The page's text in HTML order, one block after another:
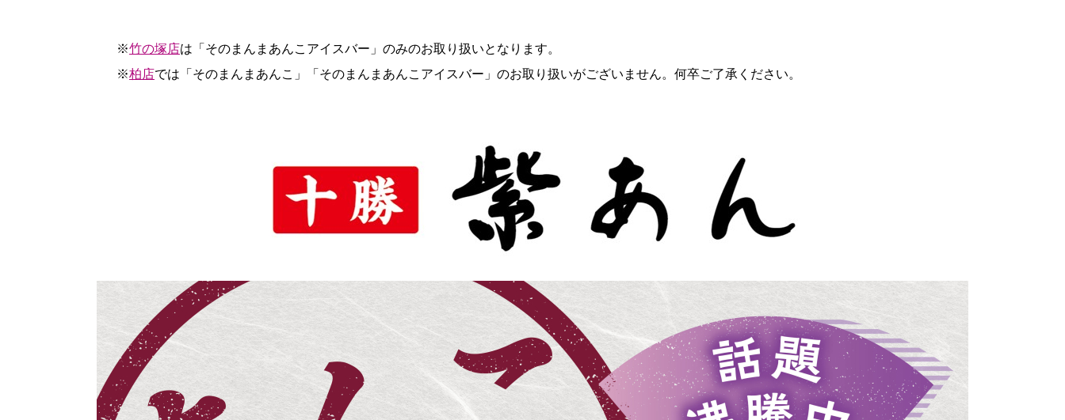
※竹の塚店は「そのまんまあんこアイスバー」のみのお取り扱いとなります。
※柏店では「そのまんまあんこ」「そのまんまあんこアイスバー」のお取り扱いがございません。何卒ご了承ください。